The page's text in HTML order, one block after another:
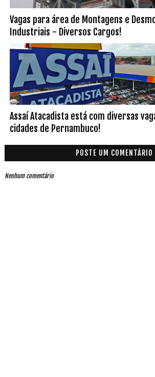
Vagas para área de Montagens e
Industriais - Diversos Cargos!
Assaí Atacadista está com diversas
cidades de Pernambuco!
POSTE UM COMENTÁRIO
Nenhum comentário